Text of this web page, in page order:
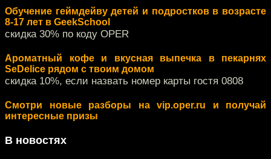
Обучение геймдейву детей и подростков в возрасте
8-17 лет в GeekSchool
скидка 30% по коду OPER
Ароматный кофе и вкусная выпечка в пекарнях
SeDelice рядом с твоим домом
скидка 10%, если назвать номер карты гостя 0808
Смотри новые разборы на vip.oper.ru и получай
интересные призы
В новостях